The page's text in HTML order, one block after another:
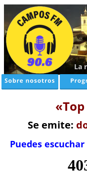
La
Se emite:
Puedes